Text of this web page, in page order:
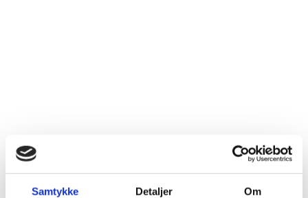
Samtykke Detaljer Om